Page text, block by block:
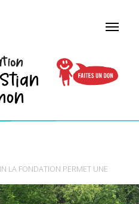
IN LA FONDATION PERMET UNE